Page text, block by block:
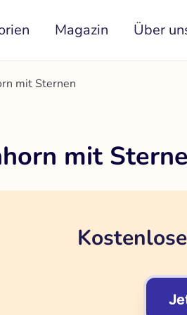
Magazin Über
mit Sternen
mit